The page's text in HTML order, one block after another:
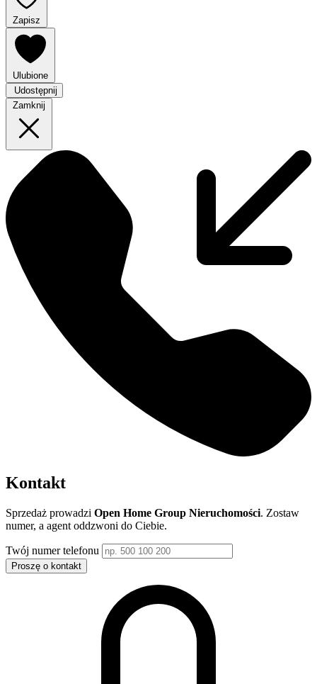
Zapisz
Ulubione
Udostępnij
Zamknij
Kontakt
Sprzedaż prowadzi Open Home Group Nieruchomości. Zostaw
numer, a agent oddzwoni do Ciebie.
Twój numer telefonu
Proszę o kontakt